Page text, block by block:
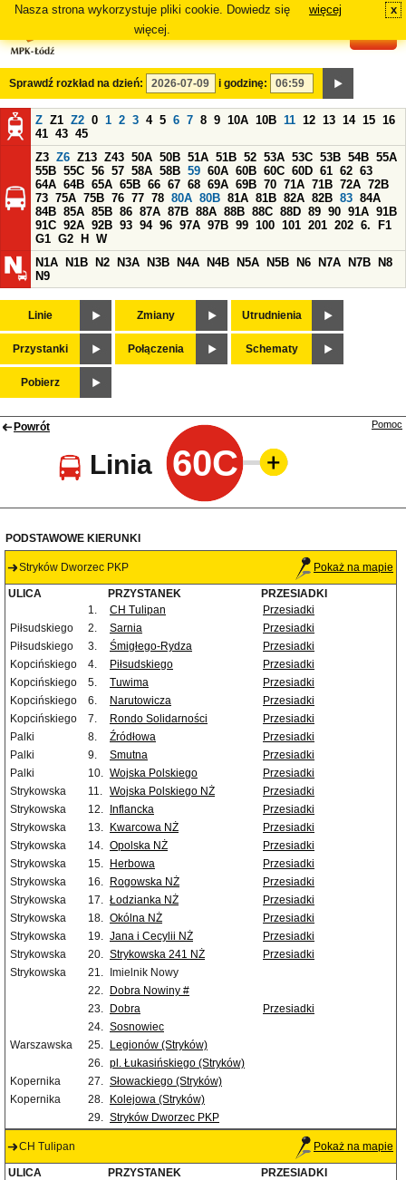
Nasza strona wykorzystuje pliki cookie. Dowiedz się
więcej.
więcej x
Sprawdź rozkład na dzień: i godzinę:
Z Z1 Z2 0 1 2 3 4 5 6 7 8 9 10A 10B 11 12 13 14 15 16
41 43 45
Z3 Z6 Z13 Z43 50A 50B 51A 51B 52 53A 53C 53B 54B 55A
55B 55C 56 57 58A 58B 59 60A 60B 60C 60D 61 62 63
64A 64B 65A 65B 66 67 68 69A 69B 70 71A 71B 72A 72B
73 75A 75B 76 77 78 80A 80B 81A 81B 82A 82B 83 84A
84B 85A 85B 86 87A 87B 88A 88B 88C 88D 89 90 91A 91B
91C 92A 92B 93 94 96 97A 97B 99 100 101 201 202 6.
F1
G1 G2 H
W
N1A
N1B N2 N3A N3B N4A N4B N5A N5B N6 N7A N7B
N8
N9
Linie Zmiany Utrudnienia
Przystanki Połączenia Schematy
Pobierz
Powrót
Linia 60C
Pomoc
PODSTAWOWE KIERUNKI
Stryków Dworzec PKP Pokaż na mapie
ULICA PRZYSTANEK
PRZESIADKI
1.
CH Tulipan
Przesiadki
Piłsudskiego
2. Sarnia
Przesiadki
Piłsudskiego
3. Śmigłego-Rydza
Przesiadki
Kopcińskiego
4. Piłsudskiego
Przesiadki
Kopcińskiego
5. Tuwima
Przesiadki
Kopcińskiego
6. Narutowicza
Przesiadki
Kopcińskiego
7. Rondo Solidarności
Przesiadki
Palki
8. Źródłowa
Przesiadki
Palki
9. Smutna
Przesiadki
Palki
10. Wojska Polskiego
Przesiadki
Strykowska
11. Wojska Polskiego NŻ
Przesiadki
Strykowska
12. Inflancka
Przesiadki
Strykowska
13. Kwarcowa NŻ
Przesiadki
Strykowska
14. Opolska NŻ
Przesiadki
Strykowska
15. Herbowa
Przesiadki
Strykowska
16. Rogowska NŻ
Przesiadki
Strykowska
17. Łodzianka NŻ
Przesiadki
Strykowska
18. Okólna NŻ
Przesiadki
Strykowska
19. Jana i Cecylii NŻ
Przesiadki
Strykowska
20. Strykowska 241 NŻ
Przesiadki
Strykowska
21.
Imielnik Nowy
22.
Dobra Nowiny #
23.
Dobra
Przesiadki
24. Sosnowiec
Warszawska
25.
Legionów (Stryków)
26. pl. Łukasińskiego (Stryków)
Kopernika
27. Słowackiego (Stryków)
Kopernika
28.
Kolejowa (Stryków)
29. Stryków Dworzec PKP
CH Tulipan Pokaż na mapie
ULICA PRZYSTANEK
PRZESIADKI